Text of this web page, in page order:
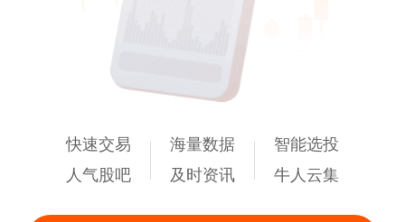
快速交易
人气股吧
海量数据
及时资讯
智能选投
牛人云集